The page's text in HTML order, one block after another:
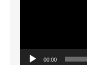
00:00